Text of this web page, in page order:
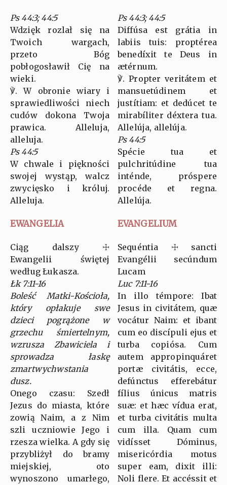
Ps 44:3; 44:5
Wdzięk rozlał się na
Twoich wargach,
przeto Bóg
pobłogosławił Cię na
wieki.
℣. W obronie wiary i
sprawiedliwości niech
cudów dokona Twoja
prawica. Alleluja,
alleluja.
Ps 44:5
W chwale i piękności
swojej wystąp, walcz
zwycięsko i króluj.
Alleluja.
Ps 44:3; 44:5
Diffúsa est grátia in
labiis tuis: proptérea
benedíxit te Deus in
ætérnum.
℣. Propter veritátem et
mansuetúdinem et
justítiam: et dedúcet te
mirabíliter déxtera tua.
Allelúja, allelúja.
Ps 44:5
Spécie tua et
pulchritúdine tua
inténde, próspere
procéde et regna.
Allelúja.
EWANGELIA EVANGELIUM
Ciąg dalszy ☩
Ewangelii świętej
według Łukasza.
Łk 7:11-16
Boleść Matki-Kościoła,
który opłakuje swe
dzieci pogrążone w
grzechu śmiertelnym,
wzrusza Zbawiciela i
sprowadza łaskę
zmartwychwstania
dusz.
Onego czasu: Szedł
Jezus do miasta, które
zowią Naim, a z Nim
szli uczniowie Jego i
rzesza wielka. A gdy się
przybliżył do bramy
miejskiej, oto
wynoszono umarłego,
Sequéntia ☩ sancti
Evangélii secúndum
Lucam
Luc 7:11-16
In illo témpore: Ibat
Jesus in civitátem, quæ
vocátur Naim: et ibant
cum eo discípuli ejus et
turba copiósa. Cum
autem appropinquáret
portæ civitátis, ecce,
defúnctus efferebátur
fílius únicus matris
suæ: et hæc vídua erat,
et turba civitátis multa
cum illa. Quam cum
vidísset Dóminus,
misericórdia motus
super eam, dixit illi:
Noli flere. Et accéssit et